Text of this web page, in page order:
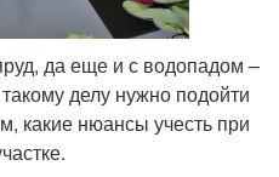
да еще и с водопадом –
делу нужно подойти
какие нюансы учесть при